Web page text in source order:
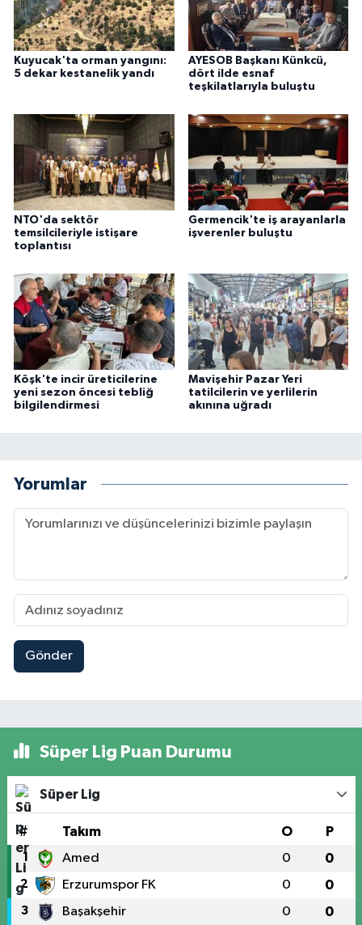
Kuyucak'ta orman yangını:
5 dekar kestanelik yandı
AYESOB Başkanı Künkcü,
dört ilde esnaf
teşkilatlarıyla buluştu
NTO'da sektör
temsilcileriyle istişare
toplantısı
Germencik'te iş arayanlarla
işverenler buluştu
Köşk'te incir üreticilerine
yeni sezon öncesi tebliğ
bilgilendirmesi
Mavişehir Pazar Yeri
tatilcilerin ve yerlilerin
akınına uğradı
Yorumlar
Gönder
Süper Lig Puan Durumu
Süper Lig
# Takım O P
1 Amed 0 0
2 Erzurumspor FK 0 0
3 Başakşehir 0 0